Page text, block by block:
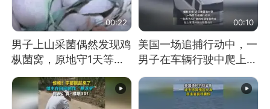
00:22
男子上山采菌偶然发现鸡
枞菌窝，原地守1天等它
长大：挖了140多朵
00:10
美国一场追捕行动中，一
男子在车辆行驶中爬上车
顶跳舞。（新京报）